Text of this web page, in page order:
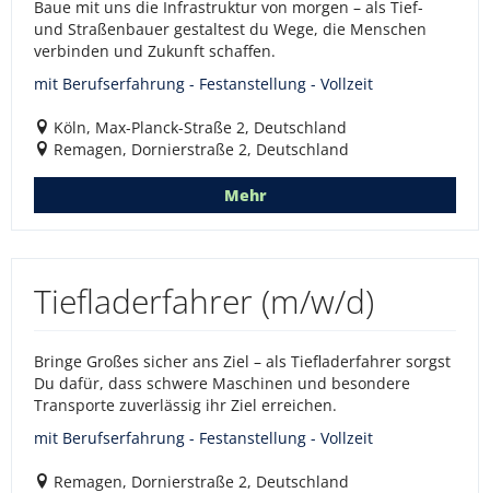
Baue mit uns die Infrastruktur von morgen – als Tief-
und Straßenbauer gestaltest du Wege, die Menschen
verbinden und Zukunft schaffen.
mit Berufserfahrung - Festanstellung - Vollzeit
Köln, Max-Planck-Straße 2, Deutschland
Remagen, Dornierstraße 2, Deutschland
Mehr
Tiefladerfahrer (m/w/d)
Bringe Großes sicher ans Ziel – als Tiefladerfahrer sorgst
Du dafür, dass schwere Maschinen und besondere
Transporte zuverlässig ihr Ziel erreichen.
mit Berufserfahrung - Festanstellung - Vollzeit
Remagen, Dornierstraße 2, Deutschland